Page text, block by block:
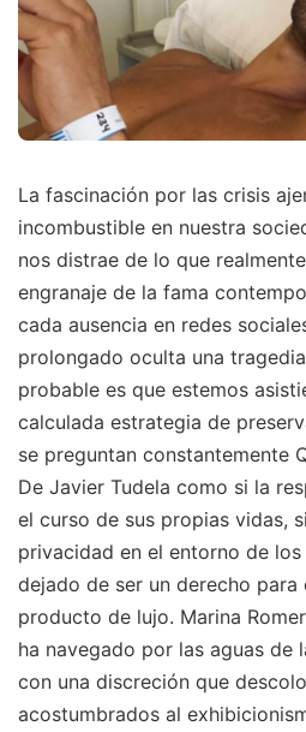
La fascinación por las crisis
incombustible en nuestra
nos distrae de lo que
engranaje de la fama
cada ausencia en redes
prolongado oculta una
probable es que estemos
calculada estrategia de
se preguntan constantemente
De Javier Tudela como si la
el curso de sus propias vidas,
privacidad en el entorno de
dejado de ser un derecho
producto de lujo. Marina
ha navegado por las aguas de
con una discreción que
acostumbrados al